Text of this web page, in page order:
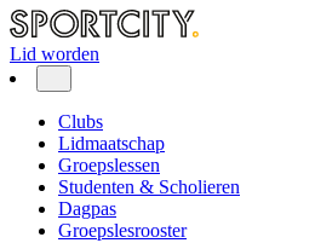
Lid worden
Clubs
Lidmaatschap
Groepslessen
Studenten & Scholieren
Dagpas
Groepslesrooster